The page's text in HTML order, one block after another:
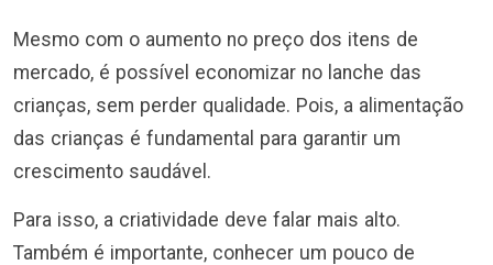
Mesmo com o aumento no preço dos itens de
mercado, é possível economizar no lanche das
crianças, sem perder qualidade. Pois, a alimentação
das crianças é fundamental para garantir um
crescimento saudável.
Para isso, a criatividade deve falar mais alto.
Também é importante, conhecer um pouco de